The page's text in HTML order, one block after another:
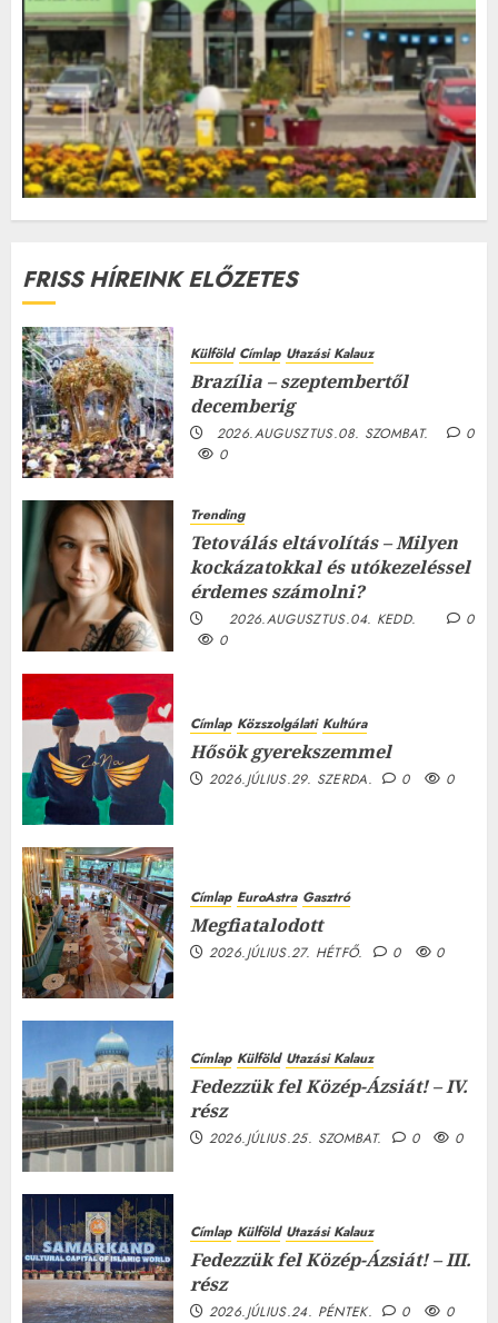
FRISS HÍREINK ELŐZETES
Külföld Címlap Utazási Kalauz
Brazília – szeptembertől
decemberig
2026.AUGUSZTUS.08. SZOMBAT.
0
0
Trending
Tetoválás eltávolítás – Milyen
kockázatokkal és utókezeléssel
érdemes számolni?
2026.AUGUSZTUS.04. KEDD.
0
0
Címlap Közszolgálati Kultúra
Hősök gyerekszemmel
2026.JÚLIUS.29. SZERDA. 0 0
Címlap EuroAstra Gasztró
Megfiatalodott
2026.JÚLIUS.27. HÉTFŐ. 0 0
Címlap Külföld Utazási Kalauz
Fedezzük fel Közép-Ázsiát! – IV.
rész
2026.JÚLIUS.25. SZOMBAT. 0 0
Címlap Külföld Utazási Kalauz
Fedezzük fel Közép-Ázsiát! – III.
rész
2026.JÚLIUS.24. PÉNTEK. 0 0